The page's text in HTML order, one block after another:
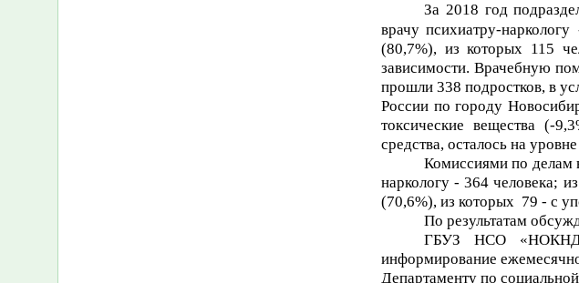
За 2018 год
врачу психиатру-наркологу
(80,7%), из которых 115
зависимости. Врачебную
прошли 338 подростков, в
России по городу
токсические вещества (-
средства, осталось на
Комиссиями по делам
наркологу - 364 человека;
(70,6%), из которых 79 - с
По результатам
ГБУЗ НСО
информирование
Департаменту по